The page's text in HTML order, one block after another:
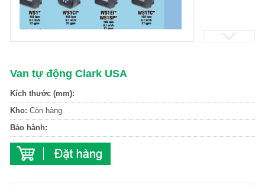
Van tự động Clark USA
Kích thước (mm):
Kho: Còn hàng
Bảo hành: